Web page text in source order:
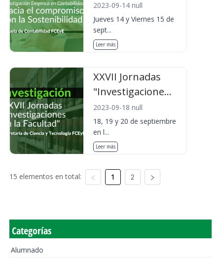
2023-09-14 null
Jueves 14 y Viernes 15 de
sept...
Leer más
XXVII Jornadas
"Investigacione...
2023-09-18 null
18, 19 y 20 de septiembre
en l...
Leer más
15 elementos en total: 1 2
Categorías
Alumnado